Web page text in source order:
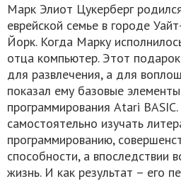
Марк Элиот Цукерберг
еврейской семье в городе
Йорк. Когда Марку
отца компьютер. Этот
для развлечения, а для
показал ему базовые
программирования Atari
самостоятельно изучать
программированию,
способности, а впоследствии
жизнь. И как результат – его